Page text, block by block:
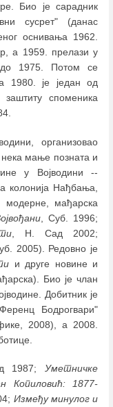
Био је сарадник
сусрет" (данас
оснивања 1962.
а 1959. прелази у
до 1975. Потом се
1980. је један од
споменика
организовао
мање позната и
у Војводини --
колонија Нађбања,
модерне, мађарска
, Суб. 1996;
, Н. Сад 2002;
2005). Редовно је
и друге новине и
Био је члан
Добитник је
Бодрогвари"
2008), а 2008.
1987;Уметничке
Копиловић: 1877-
Између минулог и